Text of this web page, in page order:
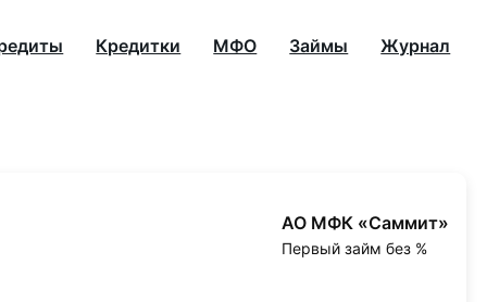
Кредитки МФО Займы Журнал
АО МФК «Саммит»
Первый займ без %